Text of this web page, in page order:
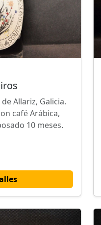
Allariz, Galicia.
café Arábica,
10 meses.